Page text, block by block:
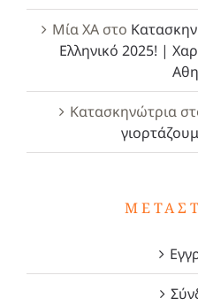
Μία ΧΑστο
Ελληνικό 2025! |
Κατασκηνώτρια